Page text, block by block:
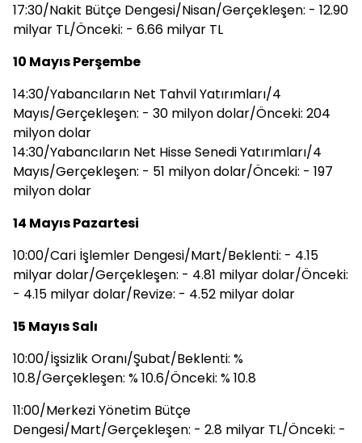
17:30/Nakit Bütçe Dengesi/Nisan/Gerçekleşen: - 12.90
milyar TL/Önceki: - 6.66 milyar TL
10 Mayıs Perşembe
14:30/Yabancıların Net Tahvil Yatırımları/4
Mayıs/Gerçekleşen: - 30 milyon dolar/Önceki: 204
milyon dolar
14:30/Yabancıların Net Hisse Senedi Yatırımları/4
Mayıs/Gerçekleşen: - 51 milyon dolar/Önceki: - 197
milyon dolar
14 Mayıs Pazartesi
10:00/Cari İşlemler Dengesi/Mart/Beklenti: - 4.15
milyar dolar/Gerçekleşen: - 4.81 milyar dolar/Önceki:
- 4.15 milyar dolar/Revize: - 4.52 milyar dolar
15 Mayıs Salı
10:00/İşsizlik Oranı/Şubat/Beklenti: %
10.8/Gerçekleşen: % 10.6/Önceki: % 10.8
11:00/Merkezi Yönetim Bütçe
Dengesi/Mart/Gerçekleşen: - 2.8 milyar TL/Önceki: -